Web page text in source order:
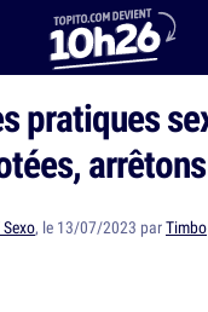
pratiques
, le 13/07/2023 parTimbo